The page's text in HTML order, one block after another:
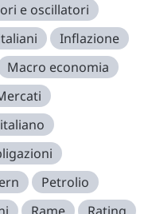
e oscillatori
Inflazione
Macro economia
Petrolio